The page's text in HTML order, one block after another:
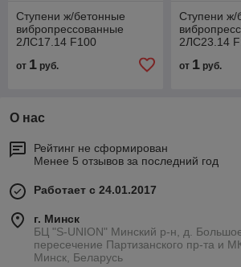
Ступени ж/бетонные
вибропрессованные
2ЛС17.14 F100
от 1 руб.
Ступени ж/
2ЛС23.14
от 1руб.
О нас
Рейтинг не сформирован
Менее 5 отзывов за последний год
Работает с 24.01.2017
г. Минск
БЦ "S-UNION" Минский р-н, д.
пересечение Партизанского пр-та и
Минск, Беларусь